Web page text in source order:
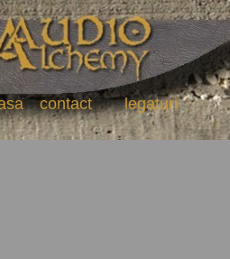
contact legaturi